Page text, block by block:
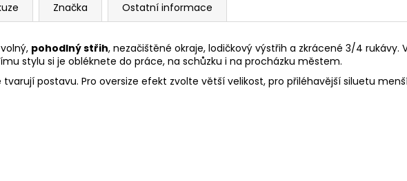
Značka Ostatní informace
pohodlný střih, nezačištěné okraje, lodičkový výstřih a zkrácené 3/4
stylu si je obléknete do práce, na schůzku i na procházku městem.
tvarují postavu. Pro oversize efekt zvolte větší velikost, pro přiléhavější siluetu